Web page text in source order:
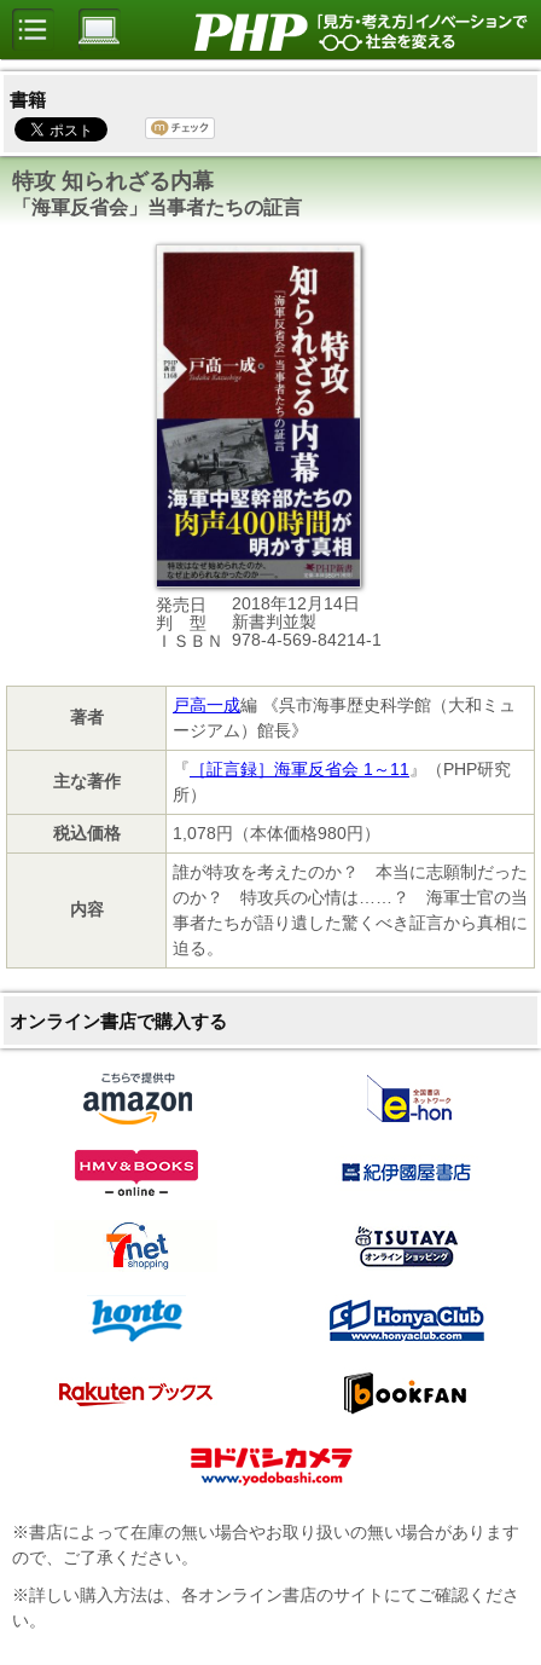
書籍
特攻 知られざる内幕
「海軍反省会」当事者たちの証言
発売日
2018年12月14日
判 型
新書判並製
ＩＳＢＮ
978-4-569-84214-1
著者
戸高一成編 《呉市海事歴史科学館（大和ミュ
ージアム）館長》
主な著作
『 ［証言録］海軍反省会 1～11』（PHP研究
所）
税込価格
1,078円（本体価格980円）
内容
誰が特攻を考えたのか？ 本当に志願制だった
のか？ 特攻兵の心情は……？ 海軍士官の当
事者たちが語り遺した驚くべき証言から真相に
迫る。
オンライン書店で購入する
※書店によって在庫の無い場合やお取り扱いの無い場合があります
ので、ご了承ください。
※詳しい購入方法は、各オンライン書店のサイトにてご確認くださ
い。